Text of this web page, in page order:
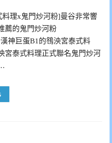
理x鬼門炒河粉]曼谷非常響
薦的鬼門炒河粉
神巨蛋B1的䳉泱宮泰式料
宮泰式料理正式聯名鬼門炒河